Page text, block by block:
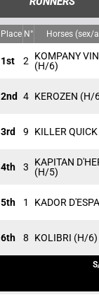
Place N° Horses (sex/
1st 2
KOMPANY
(H/6)
2nd 4 KEROZEN (H/
3rd 9 KILLER QUICK
4th 3
KAPITAN
(H/5)
5th 1 KADOR
6th 8 KOLIBRI (H/6)